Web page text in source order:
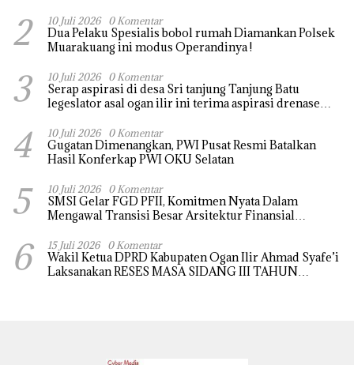
2 10 Juli 2026 0 Komentar
Dua Pelaku Spesialis bobol rumah Diamankan Polsek
Muarakuang ini modus Operandinya !
3 10 Juli 2026 0 Komentar
Serap aspirasi di desa Sri tanjung Tanjung Batu
legeslator asal ogan ilir ini terima aspirasi drenase
hujan
4 10 Juli 2026 0 Komentar
Gugatan Dimenangkan, PWI Pusat Resmi Batalkan
Hasil Konferkap PWI OKU Selatan
5 10 Juli 2026 0 Komentar
SMSI Gelar FGD PFII, Komitmen Nyata Dalam
Mengawal Transisi Besar Arsitektur Finansial
6 15 Juli 2026 0 Komentar
Wakil Ketua DPRD Kabupaten Ogan Ilir Ahmad Syafe’i
Laksanakan RESES MASA SIDANG III TAHUN